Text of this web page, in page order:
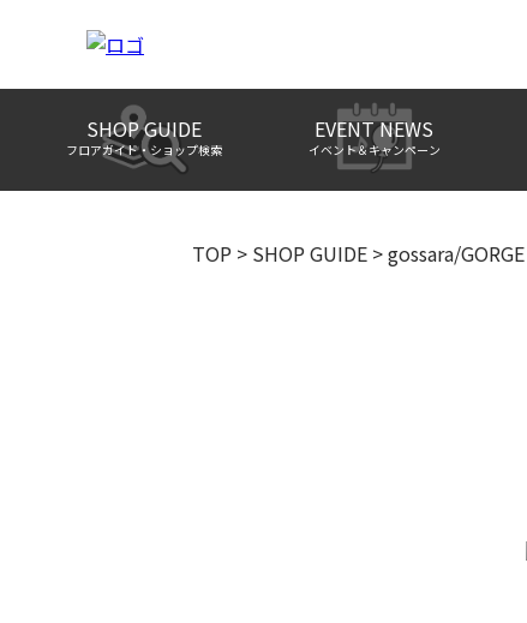
SHOP GUIDE
フロアガイド・ショップ検索
EVENT NEWS
イベント＆キャンペーン
TOP > SHOP GUIDE >gossara/GORGE